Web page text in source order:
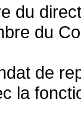
du
du
de
la